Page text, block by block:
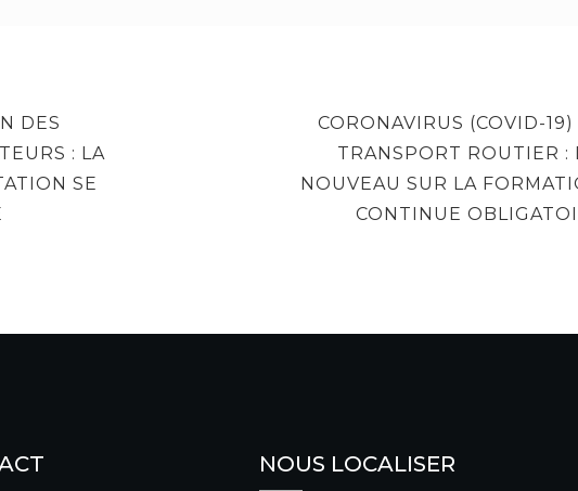
DES
: LA
SE
NEXT
POST
CORONAVIRUS (COVID-19)
TRANSPORT ROUTIER :
NOUVEAU SUR LA
CONTINUE
NOUS LOCALISER